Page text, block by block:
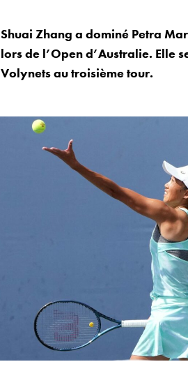
Shuai Zhang a dominé Petra
lors de l’Open d’Australie. Elle
Volynets au troisième tour.